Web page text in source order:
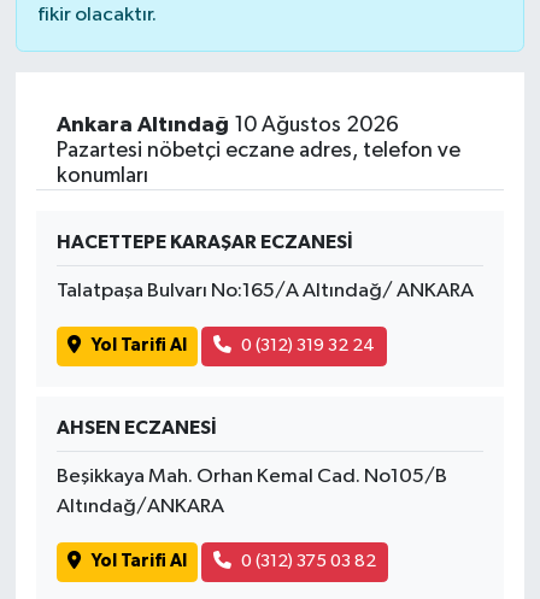
fikir olacaktır.
Ankara Altındağ 10 Ağustos 2026
Pazartesi nöbetçi eczane adres, telefon ve
konumları
HACETTEPE KARAŞAR ECZANESİ
Talatpaşa Bulvarı No:165/A Altındağ/ ANKARA
Yol Tarifi Al 0 (312) 319 32 24
AHSEN ECZANESİ
Beşikkaya Mah. Orhan Kemal Cad. No105/B
Altındağ/ANKARA
Yol Tarifi Al 0 (312) 375 03 82